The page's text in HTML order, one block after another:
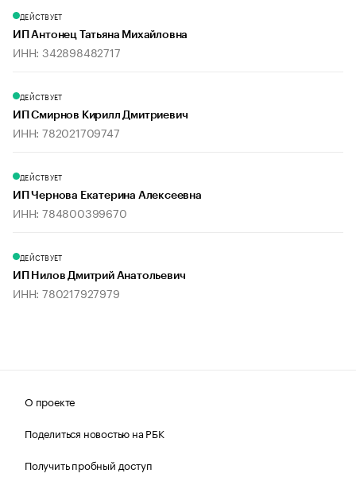
ДЕЙСТВУЕТ
ИП Антонец Татьяна Михайловна
ИНН: 342898482717
ДЕЙСТВУЕТ
ИП Смирнов Кирилл Дмитриевич
ИНН: 782021709747
ДЕЙСТВУЕТ
ИП Чернова Екатерина Алексеевна
ИНН: 784800399670
ДЕЙСТВУЕТ
ИП Нилов Дмитрий Анатольевич
ИНН: 780217927979
О проекте
Поделиться новостью на РБК
Получить пробный доступ